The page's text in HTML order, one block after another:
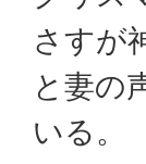
さすが
と妻の
いる。